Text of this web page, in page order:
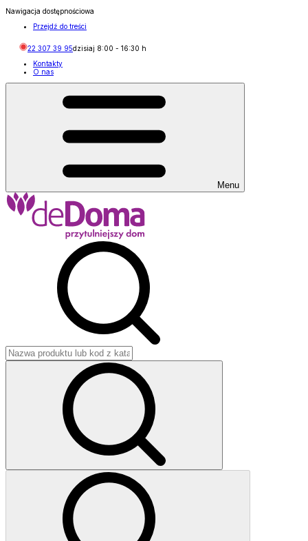
Nawigacja dostępnościowa
Przejdź do treści
22 307 39 95dzisiaj 8:00 - 16:30 h
Kontakty
O nas
Menu